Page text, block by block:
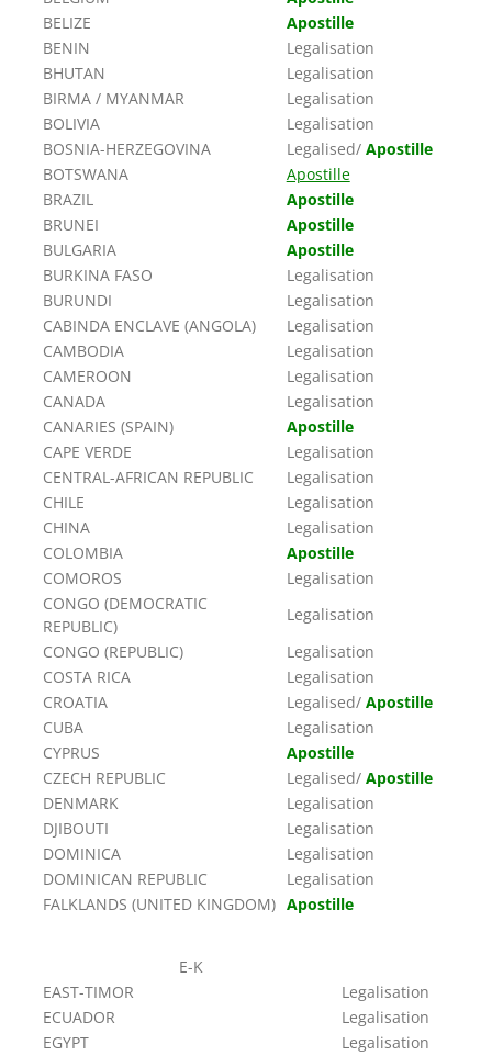
BELIZE
Apostille
BENIN
Legalisation
BHUTAN
Legalisation
BIRMA / MYANMAR
Legalisation
BOLIVIA
Legalisation
BOSNIA-HERZEGOVINA
Legalised/ Apostille
BOTSWANA
Apostille
BRAZIL
Apostille
BRUNEI
Apostille
BULGARIA
Apostille
BURKINA FASO
Legalisation
BURUNDI
Legalisation
CABINDA ENCLAVE (ANGOLA)
Legalisation
CAMBODIA
Legalisation
CAMEROON
Legalisation
CANADA
Legalisation
CANARIES (SPAIN)
Apostille
CAPE VERDE
Legalisation
CENTRAL-AFRICAN REPUBLIC
Legalisation
CHILE
Legalisation
CHINA
Legalisation
COLOMBIA
Apostille
COMOROS
Legalisation
CONGO (DEMOCRATIC
REPUBLIC)
Legalisation
CONGO (REPUBLIC)
Legalisation
COSTA RICA
Legalisation
CROATIA
Legalised/ Apostille
CUBA
Legalisation
CYPRUS
Apostille
CZECH REPUBLIC
Legalised/ Apostille
DENMARK
Legalisation
DJIBOUTI
Legalisation
DOMINICA
Legalisation
DOMINICAN REPUBLIC
Legalisation
FALKLANDS (UNITED KINGDOM) Apostille
E-K
EAST-TIMOR
Legalisation
ECUADOR
Legalisation
EGYPT
Legalisation